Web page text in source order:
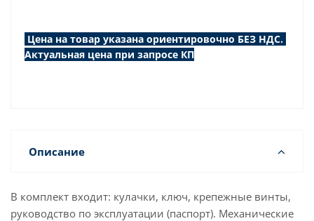
Цена на товар указана ориентировочно БЕЗ НДС.
Актуальная цена при запросе КП
Описание
В комплект входит: кулачки, ключ, крепежные винты,
руководство по эксплуатации (паспорт). Механические